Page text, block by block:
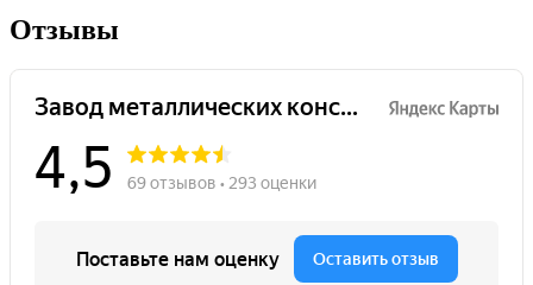
Отзывы